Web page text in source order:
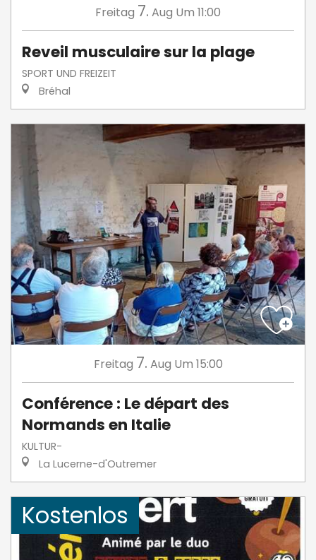
Freitag 7. Aug Um 11:00
Reveil musculaire sur la plage
SPORT UND FREIZEIT
Bréhal
Freitag 7. Aug Um 15:00
Conférence : Le départ des
Normands en Italie
KULTUR-
La Lucerne-d'Outremer
Kostenlos